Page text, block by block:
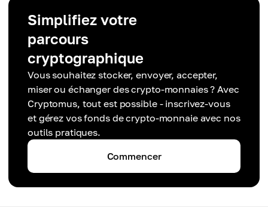
Simplifiez votre
parcours
cryptographique
Vous souhaitez stocker, envoyer, accepter,
miser ou échanger des crypto-monnaies ? Avec
Cryptomus, tout est possible - inscrivez-vous
et gérez vos fonds de crypto-monnaie avec nos
outils pratiques.
Commencer